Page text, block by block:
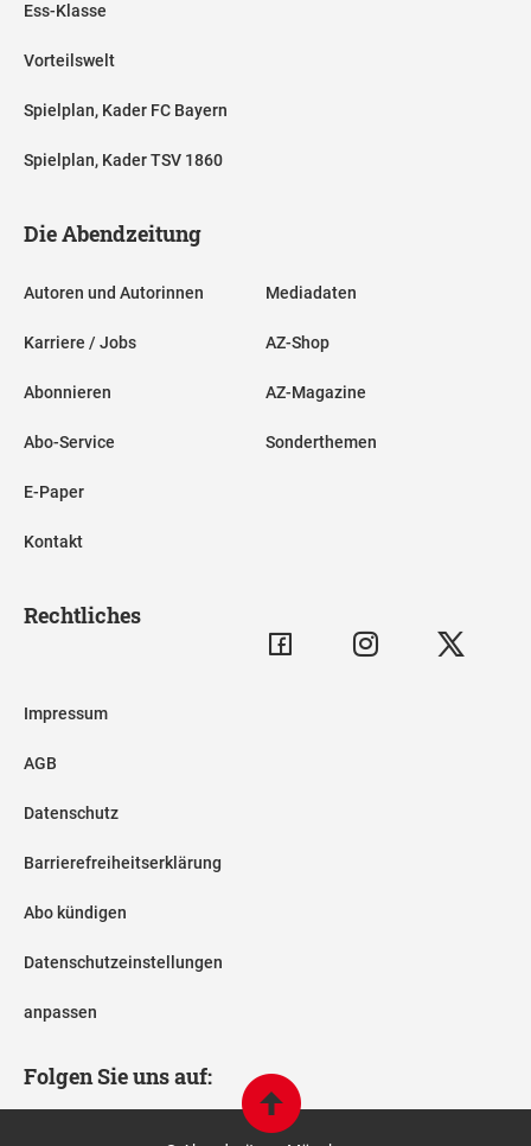
Ess-Klasse
Vorteilswelt
Spielplan, Kader FC Bayern
Spielplan, Kader TSV 1860
Die Abendzeitung
Autoren und Autorinnen
Karriere / Jobs
Abonnieren
Abo-Service
E-Paper
Kontakt
Mediadaten
AZ-Shop
AZ-Magazine
Sonderthemen
Rechtliches
Impressum
AGB
Datenschutz
Barrierefreiheitserklärung
Abo kündigen
Datenschutzeinstellungen
anpassen
Folgen Sie uns auf: